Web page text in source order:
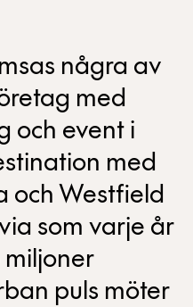
några av
med
och event i
med
och Westfield
som varje år
miljoner
puls möter